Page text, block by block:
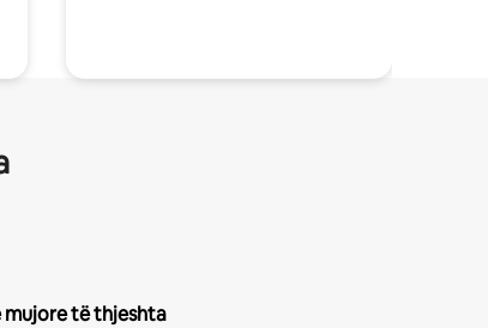
mujore të thjeshta